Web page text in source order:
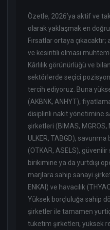
Özetle, 2026’ya aktif ve
olarak yaklaşmak en
Fırsatlar ortaya
ve kesintili olması
Kârlılık görünürlüğü ve
sektörlerde seçici
tercih ediyoruz. Buna
(AKBNK, ANHYT),
disiplinli nakit yönetimine
şirketleri (BIMAS, MGROS,
ULKER, TABGD), savunma
(OTKAR, ASELS), güvenilir
birikimine ya da yurtdışı
marjlara sahip sanayi
ENKAI) ve havacılık
Yüksek borçluluğa sahip
şirketler ile tamamen
tüketim şirketleri, yüksek